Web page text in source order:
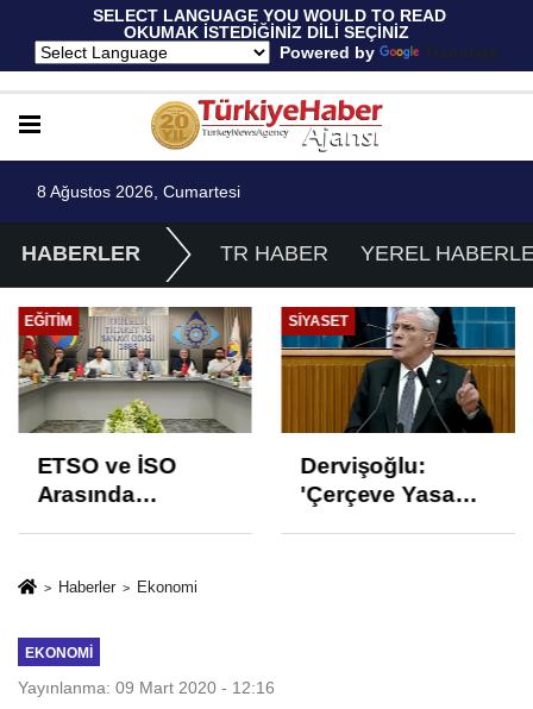
SELECT LANGUAGE YOU WOULD TO READ
OKUMAK İSTEDİĞİNİZ DİLİ SEÇİNİZ
Powered by
Translate
8 Ağustos 2026, Cumartesi
HABERLER TR HABER YEREL
EĞITIM
ETSO ve İSO
Arasında
Protokolü
SIYASET
Dervişoğlu:
'Çerçeve Yasa
Haberler Ekonomi
EKONOMI
Yayınlanma: 09 Mart 2020 - 12:16